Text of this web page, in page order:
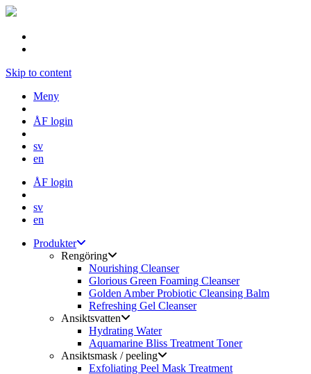
Skip to content
Meny
ÅF login
sv
en
ÅF login
sv
en
Produkter
Rengöring
Nourishing Cleanser
Glorious Green Foaming Cleanser
Golden Amber Probiotic Cleansing Balm
Refreshing Gel Cleanser
Ansiktsvatten
Hydrating Water
Aquamarine Bliss Treatment Toner
Ansiktsmask / peeling
Exfoliating Peel Mask Treatment